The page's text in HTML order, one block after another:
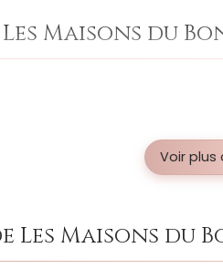
Maisons du
Voir plus
Les Maisons du